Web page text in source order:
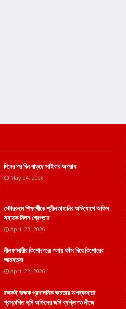
দিনের পর দিন বাড়ছে সাইবার অপরাধ
May 04, 2026
স্টোররুমে শিক্ষার্থীকে শ্লীলতাহানির অভিযোগে অফিস
সহায়ক মিলন গ্রেপ্তার
April 23, 2026
নীলফামারীর কিশোরগঞ্জে গলায় ফাঁস দিয়ে কিশোরের
আত্মহত্যা
April 22, 2026
রক্ষকই ভক্ষক প্রশাসনিক ক্ষমতার অপব্যবহারে
প্রস্তাবিত ভূমি অফিসের জমি ব্যক্তিগত লীজে